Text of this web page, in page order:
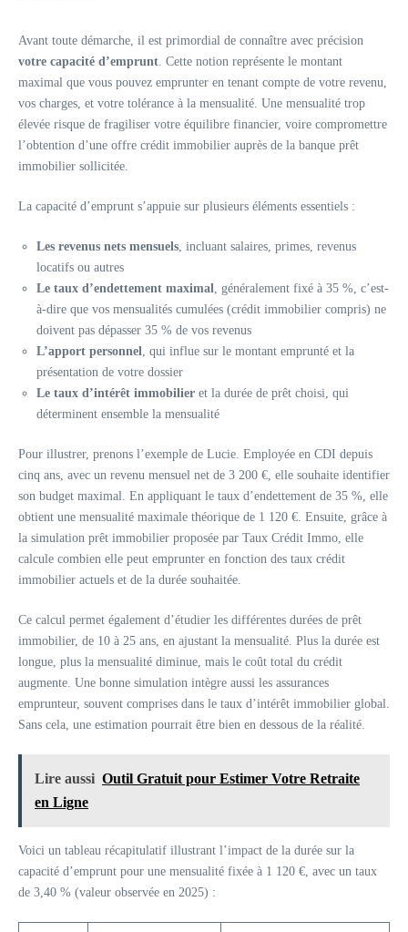
Avant toute démarche, il est primordial de connaître avec précision
votre capacité d’emprunt. Cette notion représente le montant
maximal que vous pouvez emprunter en tenant compte de votre revenu,
vos charges, et votre tolérance à la mensualité. Une mensualité trop
élevée risque de fragiliser votre équilibre financier, voire compromettre
l’obtention d’une offre crédit immobilier auprès de la banque prêt
immobilier sollicitée.
La capacité d’emprunt s’appuie sur plusieurs éléments essentiels :
Les revenus nets mensuels, incluant salaires, primes, revenus
locatifs ou autres
Le taux d’endettement maximal, généralement fixé à 35 %, c’est-
à-dire que vos mensualités cumulées (crédit immobilier compris) ne
doivent pas dépasser 35 % de vos revenus
L’apport personnel, qui influe sur le montant emprunté et la
présentation de votre dossier
Le taux d’intérêt immobilier et la durée de prêt choisi, qui
déterminent ensemble la mensualité
Pour illustrer, prenons l’exemple de Lucie. Employée en CDI depuis
cinq ans, avec un revenu mensuel net de 3 200 €, elle souhaite identifier
son budget maximal. En appliquant le taux d’endettement de 35 %, elle
obtient une mensualité maximale théorique de 1 120 €. Ensuite, grâce à
la simulation prêt immobilier proposée par Taux Crédit Immo, elle
calcule combien elle peut emprunter en fonction des taux crédit
immobilier actuels et de la durée souhaitée.
Ce calcul permet également d’étudier les différentes durées de prêt
immobilier, de 10 à 25 ans, en ajustant la mensualité. Plus la durée est
longue, plus la mensualité diminue, mais le coût total du crédit
augmente. Une bonne simulation intègre aussi les assurances
emprunteur, souvent comprises dans le taux d’intérêt immobilier global.
Sans cela, une estimation pourrait être bien en dessous de la réalité.
Lire aussi Outil Gratuit pour Estimer Votre Retraite
en Ligne
Voici un tableau récapitulatif illustrant l’impact de la durée sur la
capacité d’emprunt pour une mensualité fixée à 1 120 €, avec un taux
de 3,40 % (valeur observée en 2025) :